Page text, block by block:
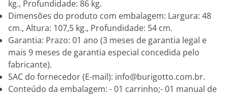
kg., Profundidade: 86 kg.
Dimensões do produto com embalagem: Largura: 48
cm., Altura: 107,5 kg., Profundidade: 54 cm.
Garantia: Prazo: 01 ano (3 meses de garantia legal e
mais 9 meses de garantia especial concedida pelo
fabricante).
SAC do fornecedor (E-mail): info@burigotto.com.br.
Conteúdo da embalagem: - 01 carrinho;- 01 manual de